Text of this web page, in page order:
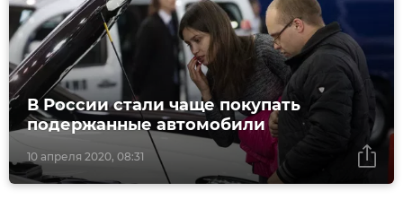
10 апреля 2020, 08:31
В России стали чаще покупать
подержанные автомобили